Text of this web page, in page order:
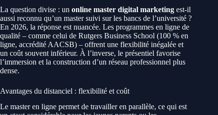
La question divise : un online master digital marketing est-il
aussi reconnu qu’un master suivi sur les bancs de l’université ?
En 2026, la réponse est nuancée. Les programmes en ligne de
qualité – comme celui de Rutgers Business School (100 % en
ligne, accrédité AACSB) – offrent une flexibilité inégalée et
un coût souvent inférieur. À l’inverse, le présentiel favorise
l’immersion et la construction d’un réseau professionnel plus
dense.
Avantages du distanciel : flexibilité et coût
Le master en ligne permet de travailler en parallèle, ce qui est